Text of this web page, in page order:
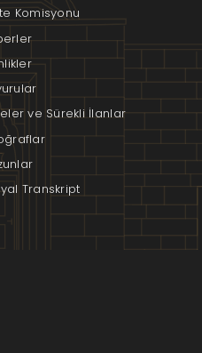
Komisyonu
ve Sürekli İlanlar
Transkript